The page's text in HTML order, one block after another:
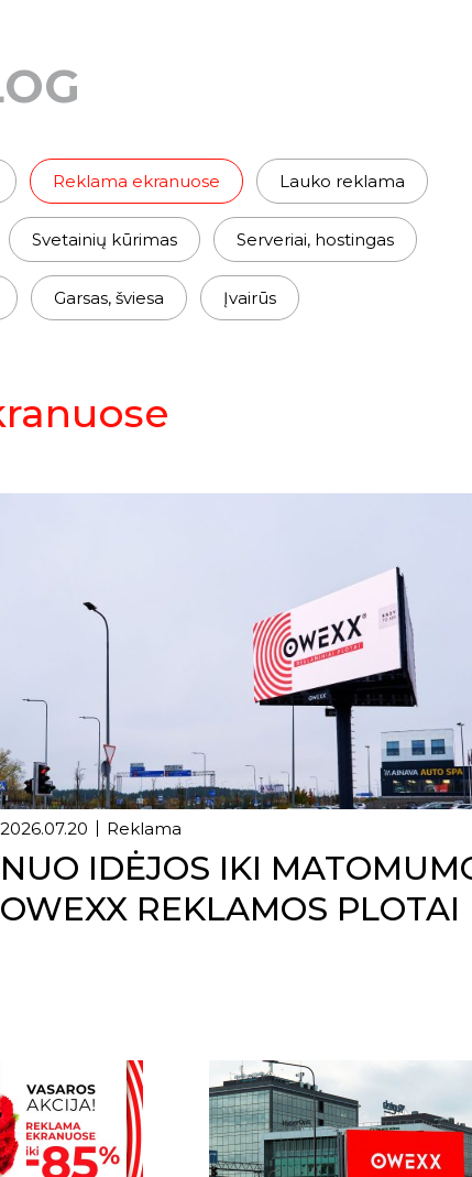
Reklama ekranuose Lauko reklama
Svetainių kūrimas Serveriai, hostingas
Garsas, šviesa Įvairūs
2026.07.20 Reklama
NUO IDĖJOS IKI
OWEXX REKLAMOS PLOTAI